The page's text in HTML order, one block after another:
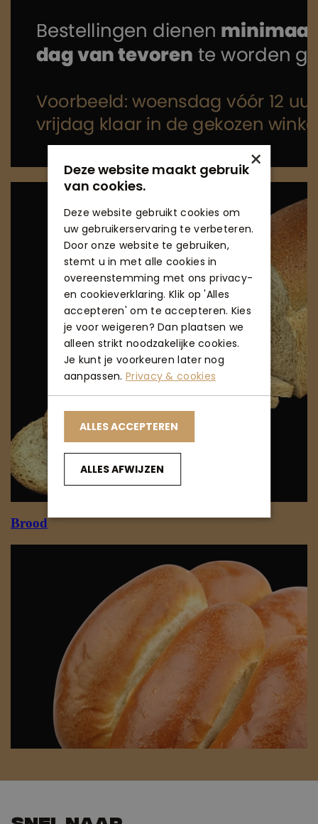
×
Deze website maakt gebruik
van cookies.
Deze website gebruikt cookies om
uw gebruikerservaring te verbeteren.
Door onze website te gebruiken,
stemt u in met alle cookies in
overeenstemming met ons privacy-
en cookieverklaring. Klik op 'Alles
accepteren' om te accepteren. Kies
je voor weigeren? Dan plaatsen we
alleen strikt noodzakelijke cookies.
Je kunt je voorkeuren later nog
aanpassen.Privacy & cookies
ALLES ACCEPTEREN
ALLES AFWIJZEN